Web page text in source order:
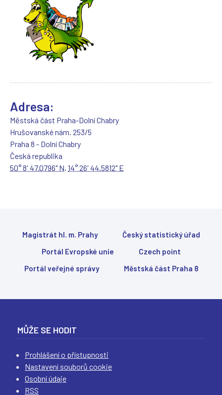
( (
Adresa:
Městská část Praha-Dolní Chabry
Hrušovanské nám. 253/5
Praha 8 - Dolní Chabry
Česká republika
50° 8' 47.0796" N, 14° 26' 44.5812" E
Magistrát hl. m. Prahy
Český statistický úřad
Portál Evropské unie
Czech point
Portál veřejné správy
Městská část Praha 8
MŮŽE SE HODIT
Prohlášení o přístupnosti
Nastavení souborů cookie
Osobní údaje
RSS